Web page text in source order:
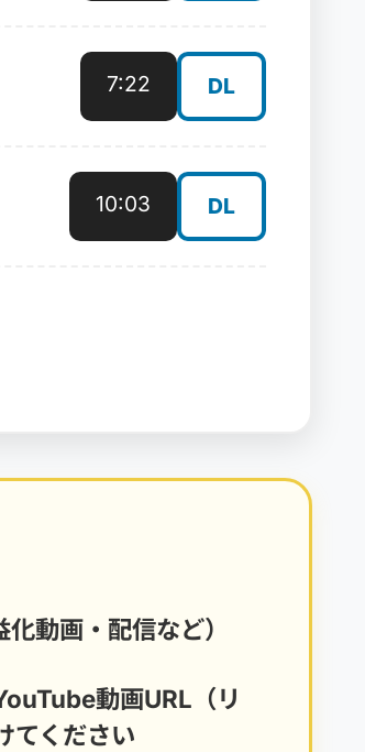
7:22 DL
10:03 DL
動画・配信など）
動画URL（リ
てください